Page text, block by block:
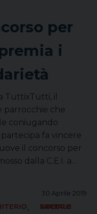
per
i
TuttixTutti, il
parrocchie che
coniugando
fa vincere
il concorso per
dalla C.E.I. a…
30 Aprile 2019
,
SOCIALE LAVORO PACE